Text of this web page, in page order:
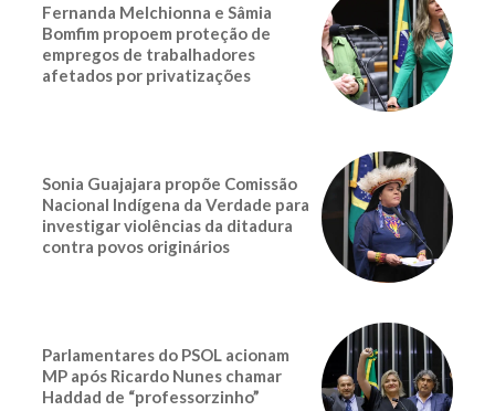
Fernanda Melchionna e Sâmia
Bomfim propoem proteção de
empregos de trabalhadores
afetados por privatizações
Sonia Guajajara propõe Comissão
Nacional Indígena da Verdade para
investigar violências da ditadura
contra povos originários
Parlamentares do PSOL acionam
MP após Ricardo Nunes chamar
Haddad de “professorzinho”